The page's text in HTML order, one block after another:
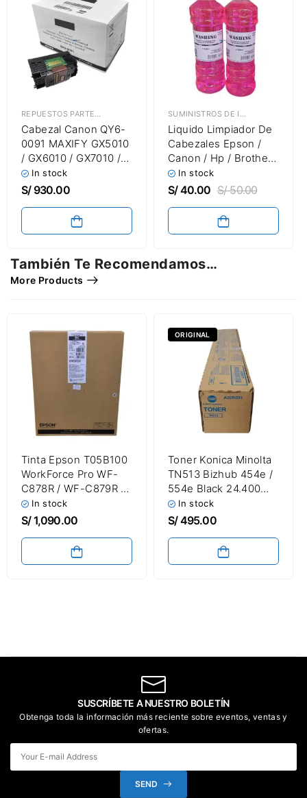
REPUESTOS PARTES & PIEZAS CABEZALES DE IMPRESIÓN
Cabezal Canon QY6-
0091 MAXIFY GX5010
/ GX6010 / GX7010 /
GX6060 / GX7060 /
GX7080 Original
In stock
S/930.00
SUMINISTROS DE IMPRESIÓN
Liquido Limpiador De
Cabezales Epson /
Canon / Hp / Brother
[1 Litro] Washing
Cleanin
In stock
S/40.00 S/50.00
También Te Recomendamos…
More Products
Tinta Epson T05B100
WorkForce Pro WF-
C878R / WF-C879R /
Black 1560.6ml
86.000 Páginas
In stock
S/1,090.00
ORIGINAL
Toner Konica Minolta
TN513 Bizhub 454e /
554e Black 24.400
Paginas
In stock
S/495.00
SUSCRÍBETE A NUESTRO BOLETÍN
Obtenga toda la información más reciente sobre eventos, ventas y
ofertas.
SEND